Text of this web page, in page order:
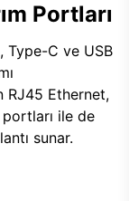
Portları
Type-C ve USB
RJ45 Ethernet,
ile de
sunar.